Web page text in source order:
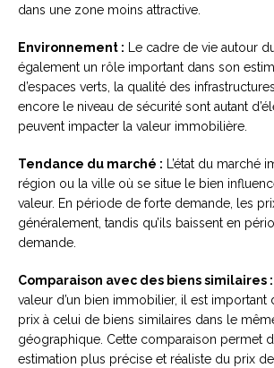
dans une zone moins attractive.
Environnement : Le cadre de vie autour
également un rôle important dans son
d’espaces verts, la qualité des
encore le niveau de sécurité sont autant
peuvent impacter la valeur immobilière.
Tendance du marché : L’état du marché
région ou la ville où se situe le bien
valeur. En période de forte demande, les
généralement, tandis qu’ils baissent en
demande.
Comparaison avec des biens similaires :
valeur d’un bien immobilier, il est important
prix à celui de biens similaires dans le
géographique. Cette comparaison permet
estimation plus précise et réaliste du prix de